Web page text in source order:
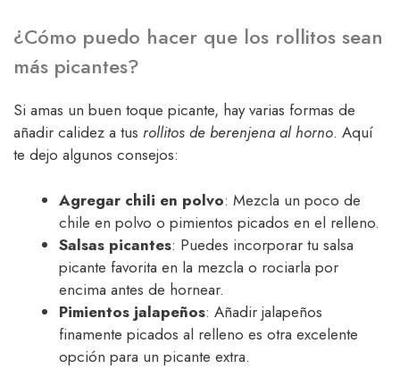
¿Cómo puedo hacer que los rollitos sean
más picantes?
Si amas un buen toque picante, hay varias formas de
añadir calidez a tus rollitos de berenjena al horno. Aquí
te dejo algunos consejos:
Agregar chili en polvo: Mezcla un poco de
chile en polvo o pimientos picados en el relleno.
Salsas picantes: Puedes incorporar tu salsa
picante favorita en la mezcla o rociarla por
encima antes de hornear.
Pimientos jalapeños: Añadir jalapeños
finamente picados al relleno es otra excelente
opción para un picante extra.